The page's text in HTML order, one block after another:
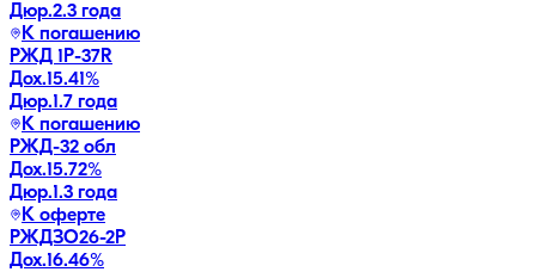
Дюр.2.3 года
К погашению
РЖД 1Р-37R
Дох.15.41%
Дюр.1.7 года
К погашению
РЖД-32 обл
Дох.15.72%
Дюр.1.3 года
К оферте
РЖДЗО26-2Р
Дох.16.46%